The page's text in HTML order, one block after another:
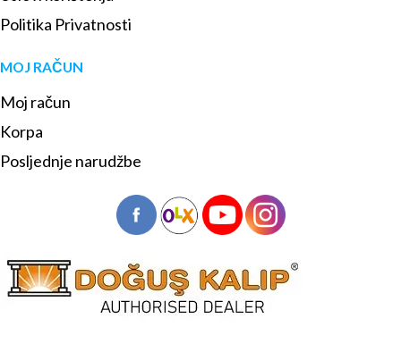
Politika Privatnosti
MOJ RAČUN
Moj račun
Korpa
Posljednje narudžbe